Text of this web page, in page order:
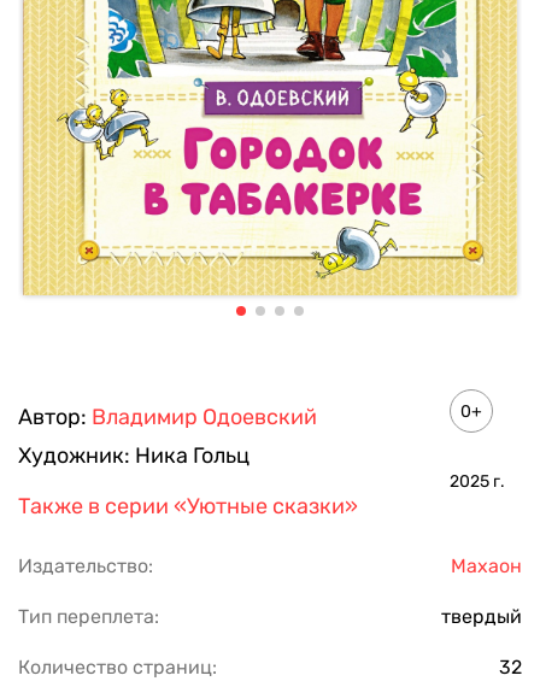
Автор: Владимир Одоевский
Художник: Ника Гольц
0+
2025 г.
Также в серии «Уютные сказки»
Издательство: Махаон
Тип переплета: твердый
Количество страниц: 32